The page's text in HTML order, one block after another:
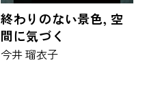
終わりのない景色, 空
間に気づく
今井 瑠衣子